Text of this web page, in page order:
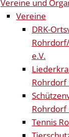
Vereine und
Vereine
DRK-
e.V.
Rohrdorf
Rohrdorf
Tennis